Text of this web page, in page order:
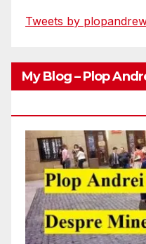
Tweets by
My Blog – Plop